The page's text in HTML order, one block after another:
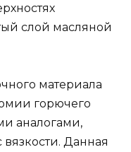
слой масляной
материала
горючего
аналогами,
Данная